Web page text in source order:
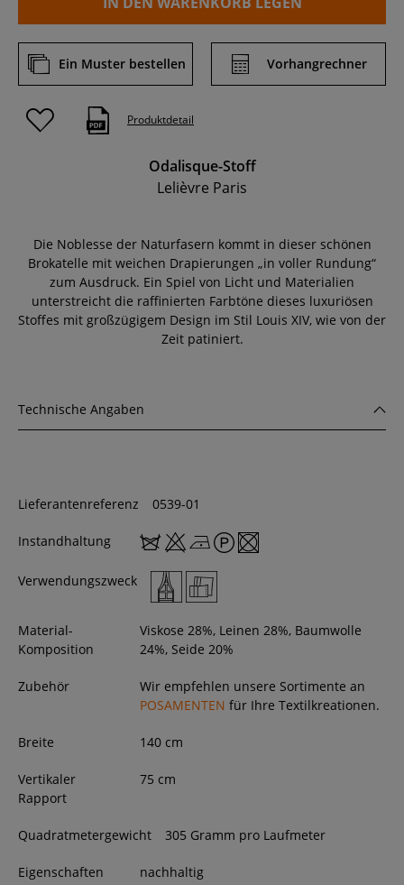
Ein Muster bestellen Vorhangrechner
Produktdetail
Odalisque-Stoff
Lelièvre Paris
Die Noblesse der Naturfasern kommt in dieser schönen
Brokatelle mit weichen Drapierungen „in voller Rundung“
zum Ausdruck. Ein Spiel von Licht und Materialien
unterstreicht die raffinierten Farbtöne dieses luxuriösen
Stoffes mit großzügigem Design im Stil Louis XIV, wie von der
Zeit patiniert.
Technische Angaben
Lieferantenreferenz 0539-01
Instandhaltung
Verwendungszweck
Material-
Komposition
Viskose 28%, Leinen 28%, Baumwolle
24%, Seide 20%
Zubehör
Wir empfehlen unsere Sortimente an
POSAMENTEN für Ihre Textilkreationen.
Breite 140 cm
Vertikaler
Rapport
75 cm
Quadratmetergewicht 305 Gramm pro Laufmeter
Eigenschaften nachhaltig